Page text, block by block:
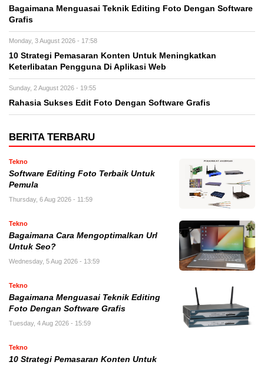
Bagaimana Menguasai Teknik Editing Foto Dengan Software
Grafis
Monday, 3 August 2026 - 17:58
10 Strategi Pemasaran Konten Untuk Meningkatkan
Keterlibatan Pengguna Di Aplikasi Web
Sunday, 2 August 2026 - 19:55
Rahasia Sukses Edit Foto Dengan Software Grafis
BERITA TERBARU
Tekno
Software Editing Foto Terbaik Untuk
Pemula
Thursday, 6 Aug 2026 - 11:59
Tekno
Bagaimana Cara Mengoptimalkan Url
Untuk Seo?
Wednesday, 5 Aug 2026 - 13:59
Tekno
Bagaimana Menguasai Teknik Editing
Foto Dengan Software Grafis
Tuesday, 4 Aug 2026 - 15:59
Tekno
10 Strategi Pemasaran Konten Untuk